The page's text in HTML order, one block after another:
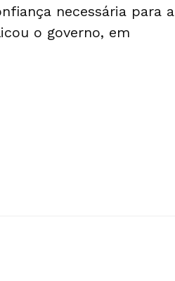
necessária para a
o governo, em